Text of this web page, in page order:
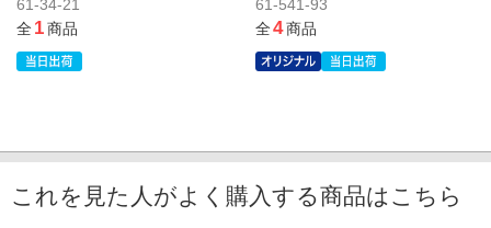
61-34-21
全1商品
61-541-93
全4商品
これを見た人がよく購入する商品はこちら